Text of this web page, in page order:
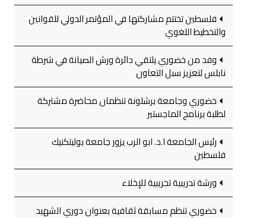
فلسطين تختتم مشاركتها في المؤتمر الدولي للقوانين
والتخطيط اللغوي
وفد من خضوري يلتقي دائرة ورش الصيانة في شرطة
نابلس لتعزيز سبل التعاون
خضوري وجامعة برشلونة تنظمان محاضرة مشتركة
لطلبة برنامج الماجستير
رئيس الجامعة ا.د. ابو الرب يزور جامعة بوليتكنيك
فلسطين
ورشة تدريبية تجريبية للإخلاء
خضوري تنظم مسابقة ثقافية بعنوان دوري الشهيد